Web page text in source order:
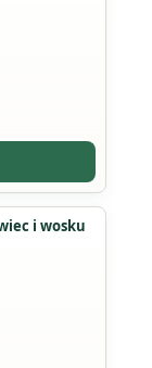
i wosku